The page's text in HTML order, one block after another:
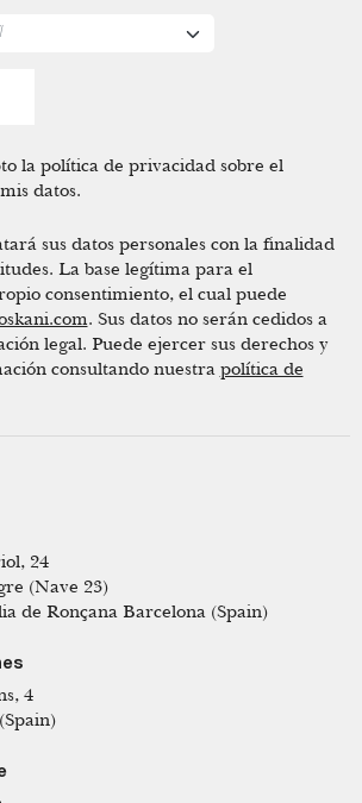
la política de privacidadsobre el
datos.
sus datos personales con la finalidad
La base legítima para el
consentimiento, el cual puede
. Sus datos no serán cedidos a
legal. Puede ejercer sus derechos y
consultando nuestra política de
24
(Nave 23)
de Ronçana Barcelona (Spain)
4